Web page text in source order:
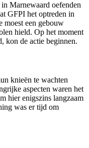
Marnewaard oefenden
GFPI het optreden in
moest een gebouw
hield. Op het moment
kon de actie beginnen.
knieën te wachten
aspecten waren het
hier enigszins langzaam
was er tijd om